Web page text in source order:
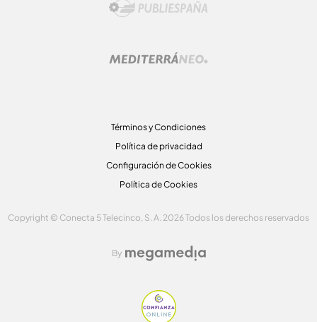
Términos y Condiciones
Política de privacidad
Configuración de Cookies
Política de Cookies
Copyright © Conecta 5 Telecinco, S. A. 2026 Todos los derechos reservados
By